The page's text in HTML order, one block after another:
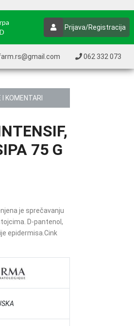
Prijava/Registracija
062 332 073
I KOMENTARI
75 G
je sprečavanju
D-pantenol,
epidermisa.Cink